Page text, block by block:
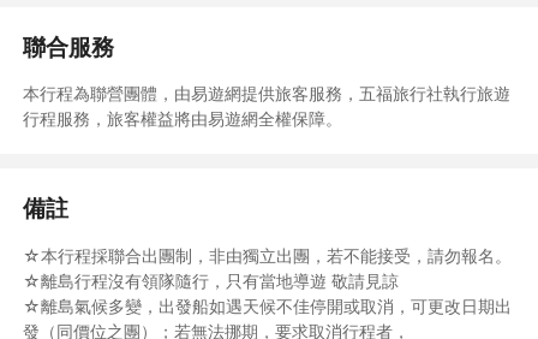
☆當地導遊小費３００元
☆本行程表上未註明之各項開銷，建議、自費或自由行程所衍生之
平安保險。
※花火節期間機位需求須以實際回覆為主，一旦完成開票作業後將
不得更改姓名及取消退費(因花火節為管制航線皆為當日當班，
如取消無退票價值
聯合服務
本行程為聯營團體，由易遊網提供旅客服務，五福旅行社執行旅遊
行程服務，旅客權益將由易遊網全權保障。
備註
☆本行程採聯合出團制，非由獨立出團，若不能接受，請勿報名。
☆離島行程沒有領隊隨行，只有當地導遊 敬請見諒
☆離島氣候多變，出發船如遇天候不佳停開或取消，可更改日期出
發（同價位之團）；若無法挪期，要求取消行程者，